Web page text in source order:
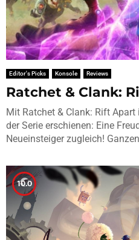
Editor's Picks Konsole Reviews
Ratchet & Clank:
Mit Ratchet & Clank: Rift
der Serie erschienen: Eine
Neueinsteiger zugleich!
10.0